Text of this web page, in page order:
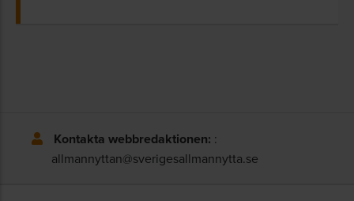
Kontakta webbredaktionen: :
allmannyttan@sverigesallmannytta.se